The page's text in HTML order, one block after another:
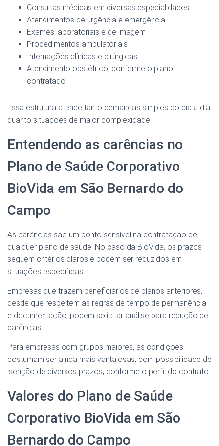
Consultas médicas em diversas especialidades
Atendimentos de urgência e emergência
Exames laboratoriais e de imagem
Procedimentos ambulatoriais
Internações clínicas e cirúrgicas
Atendimento obstétrico, conforme o plano
contratado
Essa estrutura atende tanto demandas simples do dia a dia
quanto situações de maior complexidade.
Entendendo as carências no
Plano de Saúde Corporativo
BioVida em São Bernardo do
Campo
As carências são um ponto sensível na contratação de
qualquer plano de saúde. No caso da BioVida, os prazos
seguem critérios claros e podem ser reduzidos em
situações específicas.
Empresas que trazem beneficiários de planos anteriores,
desde que respeitem as regras de tempo de permanência
e documentação, podem solicitar análise para redução de
carências.
Para empresas com grupos maiores, as condições
costumam ser ainda mais vantajosas, com possibilidade de
isenção de diversos prazos, conforme o perfil do contrato.
Valores do Plano de Saúde
Corporativo BioVida em São
Bernardo do Campo